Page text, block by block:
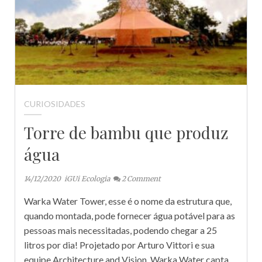
CURIOSIDADES
Torre de bambu que produz
água
14/12/2020 iGUi Ecologia 2 Comment
Warka Water Tower, esse é o nome da estrutura que,
quando montada, pode fornecer água potável para as
pessoas mais necessitadas, podendo chegar a 25
litros por dia! Projetado por Arturo Vittori e sua
equipe Architecture and Vision, Warka Water capta